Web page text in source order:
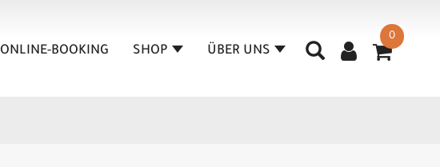
0
ONLINE-BOOKING SHOP ÜBER UNS